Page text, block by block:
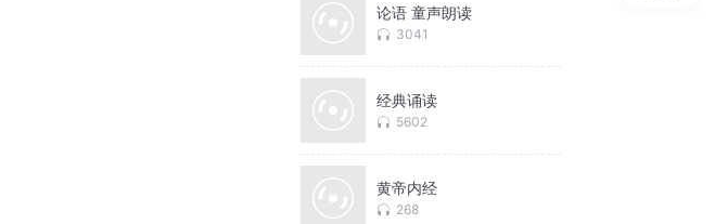
论语 童声朗读
3041
经典诵读
5602
黄帝内经
268